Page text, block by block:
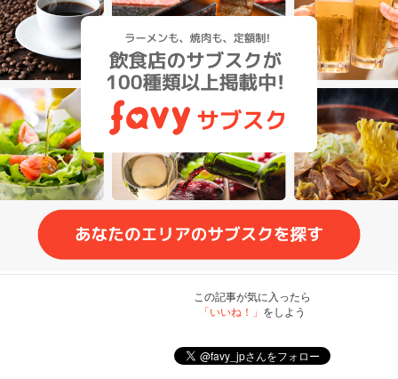
この記事が気に入ったら
「いいね！」 をしよう